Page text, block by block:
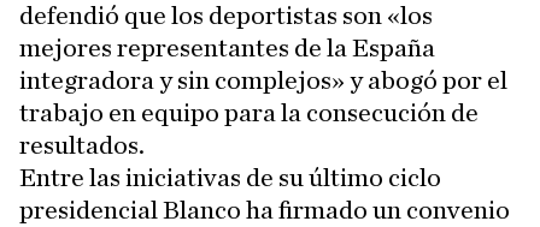
defendió que los deportistas son «los
mejores representantes de la España
integradora y sin complejos» y abogó por el
trabajo en equipo para la consecución de
resultados.
Entre las iniciativas de su último ciclo
presidencial Blanco ha firmado un convenio